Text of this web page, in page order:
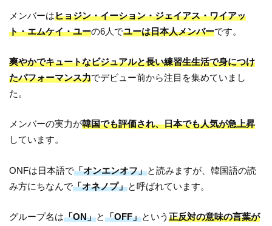
メンバーはヒョジン・イーション・ジェイアス・ワイアッ
ト・エムケイ・ユーの6人でユーは日本人メンバーです。
爽やかでキュートなビジュアルと長い練習生生活で身につけ
たパフォーマンス力でデビュー前から注目を集めていまし
た。
メンバーの実力が韓国でも評価され、日本でも人気が急上昇
しています。
ONFは日本語で「オンエンオフ」と読みますが、韓国語の読
み方にちなんで「オネノプ」と呼ばれています。
グループ名は「ON」と「OFF」という正反対の意味の言葉が